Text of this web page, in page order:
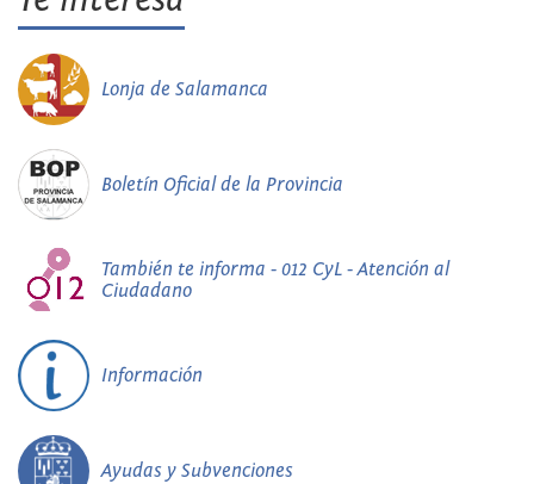
Lonja de Salamanca
Boletín Oficial de la Provincia
También te informa - 012 CyL - Atención al
Ciudadano
Información
Ayudas y Subvenciones